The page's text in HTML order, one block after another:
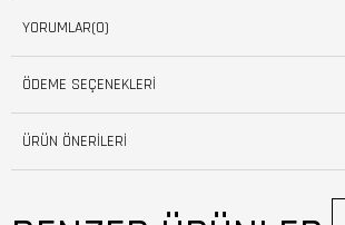
YORUMLAR(0)
ÖDEME SEÇENEKLERI
ÜRÜN ÖNERILERI